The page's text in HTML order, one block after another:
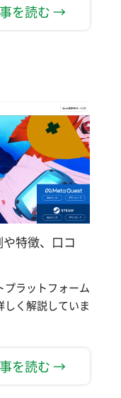
を読む →
特徴、口コ
プラットフォーム
しく解説していま
を読む →